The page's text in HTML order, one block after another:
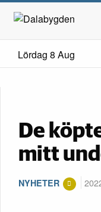
Lördag 8 Aug
De
mitt
NYHETER